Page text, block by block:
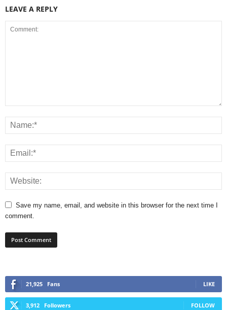
LEAVE A REPLY
Save my name, email, and website in this browser for the next time I
comment.
21,925 Fans LIKE
3,912 Followers FOLLOW